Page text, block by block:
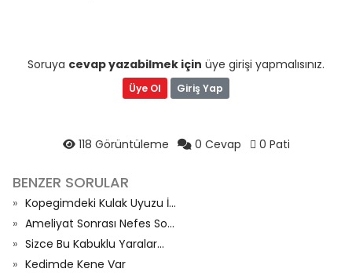
Soruya cevap yazabilmek için üye girişi yapmalısınız.
Üye Ol Giriş Yap
118 Görüntüleme 0 Cevap 0 Pati
BENZER SORULAR
Kopegimdeki Kulak Uyuzu İ...
Ameliyat Sonrası Nefes So...
Sizce Bu Kabuklu Yaralar...
Kedimde Kene Var